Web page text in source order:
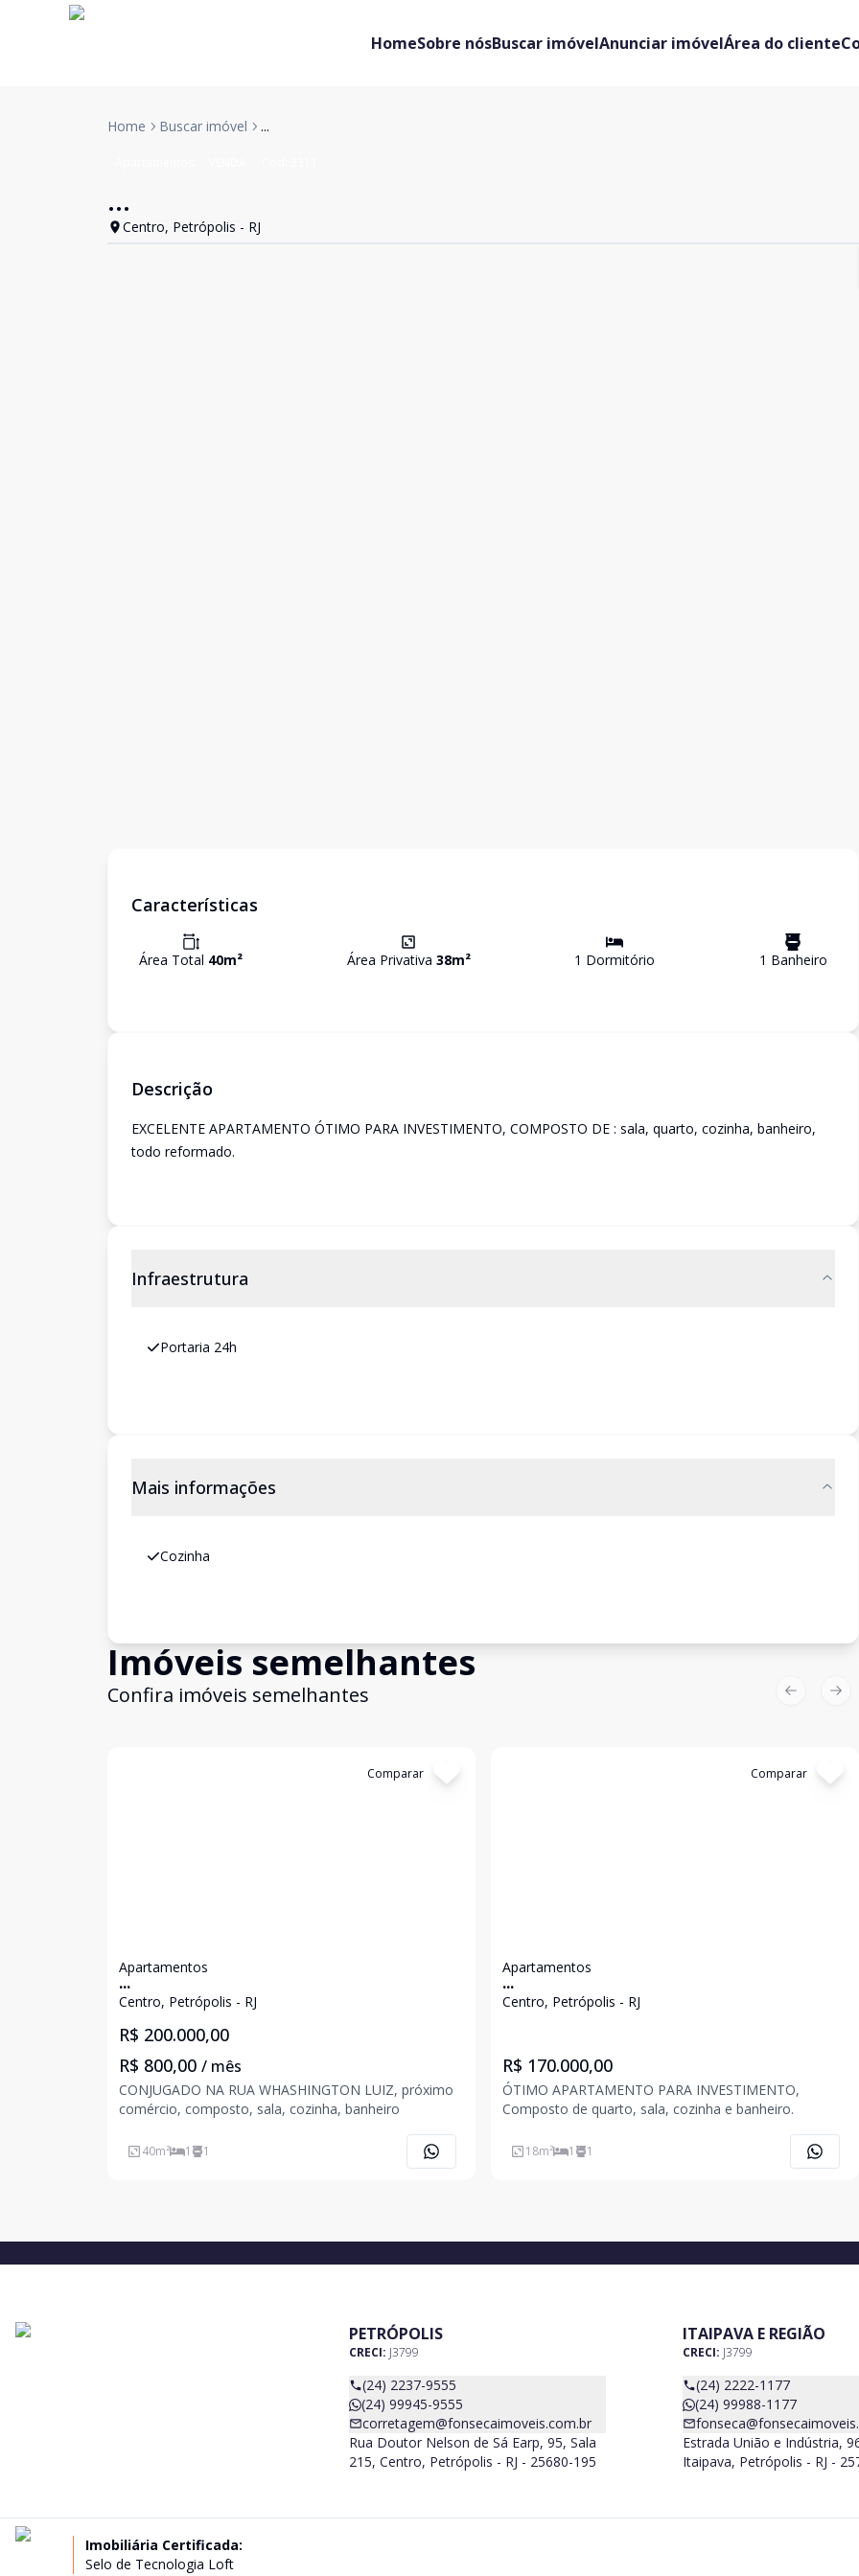
HomeSobre nósBuscar imóvelAnunciar imóvelÁrea do cliente
Home Buscar imóvel ...
...
Centro, Petrópolis - RJ
Características
Área Total 40m² Área Privativa 38m² 1 Dormitório 1 Banheiro
Descrição
EXCELENTE APARTAMENTO ÓTIMO PARA INVESTIMENTO, COMPOSTO DE : sala, quarto, cozinha, banheiro,
todo reformado.
Infraestrutura
Portaria 24h
Mais informações
Cozinha
Imóveis semelhantes
Confira imóveis semelhantes
Comparar
Apartamentos
...
Centro, Petrópolis - RJ
R$ 200.000,00
R$ 800,00 / mês
CONJUGADO NA RUA WHASHINGTON LUIZ, próximo
comércio, composto, sala, cozinha, banheiro
40m² 1 1
Comparar
Apartamentos
...
Centro, Petrópolis - RJ
R$ 170.000,00
ÓTIMO APARTAMENTO PARA INVESTIMENTO,
Composto de quarto, sala, cozinha e banheiro.
18m² 1 1
Previous
PETRÓPOLIS
CRECI: J3799
(24) 2237-9555
(24) 99945-9555
corretagem@fonsecaimoveis.com.br
Rua Doutor Nelson de Sá Earp, 95, Sala
215, Centro, Petrópolis - RJ - 25680-195
ITAIPAVA E REGIÃO
CRECI: J3799
(24) 2222-1177
(24) 99988-1177
Estrada União e Indústria,
Itaipava, Petrópolis - RJ -
Imobiliária Certificada:
Selo de Tecnologia Loft